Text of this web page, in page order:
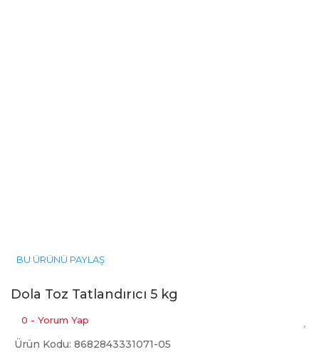
BU ÜRÜNÜ PAYLAŞ
Dola Toz Tatlandırıcı 5 kg
0 - Yorum Yap
Ürün Kodu: 8682843331071-05